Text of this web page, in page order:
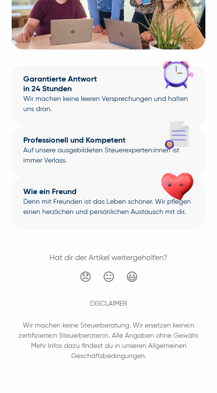
Garantierte Antwort
in 24 Stunden
Wir machen keine leeren Versprechungen und halten
uns dran.
Professionell und Kompetent
Auf unsere ausgebildeten Steuerexperten:innen ist
immer Verlass.
Wie ein Freund
Denn mit Freunden ist das Leben schöner. Wir pflegen
einen herzlichen und persönlichen Austausch mit dir.
Hat dir der Artikel weitergeholfen?
😞 😐 😃
DISCLAIMER
Wir machen keine Steuerberatung. Wir ersetzen keine:n
zertifizierte:n Steuerberater:in. Alle Angaben ohne Gewähr.
Mehr Infos dazu findest du in unseren Allgemeinen
Geschäftsbedingungen.